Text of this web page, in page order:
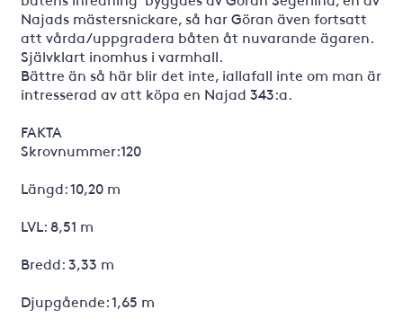
Najads mästersnickare, så har Göran även fortsatt
att vårda/uppgradera båten åt nuvarande ägaren.
Självklart inomhus i varmhall.
Bättre än så här blir det inte, iallafall inte om man är
intresserad av att köpa en Najad 343:a.
FAKTA
Skrovnummer:120
Längd: 10,20 m
LVL: 8,51 m
Bredd: 3,33 m
Djupgående: 1,65 m